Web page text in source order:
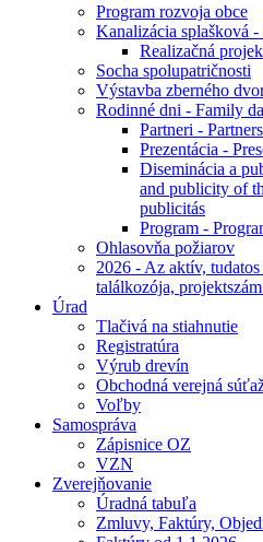
Program rozvoja obce
Kanalizácia splašková
Realizačná
Socha spolupatričnosti
Výstavba zberného
Rodinné dni - Family
Partneri -
Prezentácia -
Diseminácia a
and publicity of
publicitás
Program -
Ohlasovňa požiarov
2026 - Az aktív,
találkozója,
Úrad
Tlačivá na stiahnutie
Registratúra
Výrub drevín
Obchodná verejná
Voľby
Samospráva
Zápisnice OZ
VZN
Zverejňovanie
Úradná tabuľa
Zmluvy, Faktúry,